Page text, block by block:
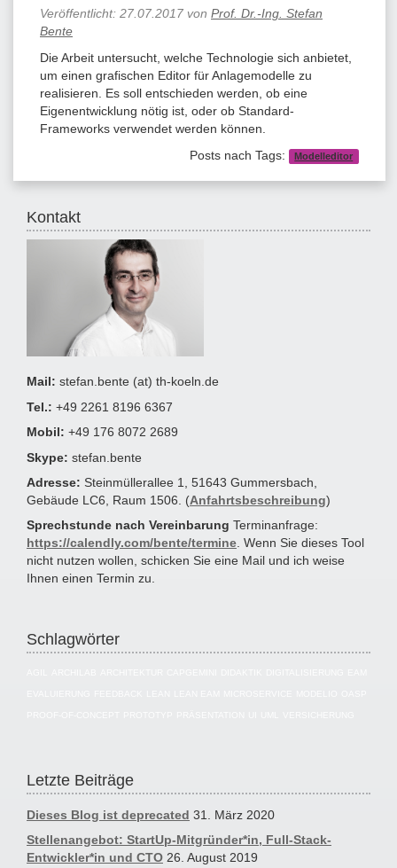
Veröffentlicht: 27.07.2017 von Prof. Dr.-Ing. Stefan
Bente
Die Arbeit untersucht, welche Technologie sich anbietet,
um einen grafischen Editor für Anlagemodelle zu
realisieren. Es soll entschieden werden, ob eine
Eigenentwicklung nötig ist, oder ob Standard-
Frameworks verwendet werden können.
Posts nach Tags:
Modelleditor
Kontakt
Mail: stefan.bente (at) th-koeln.de
Tel.: +49 2261 8196 6367
Mobil: +49 176 8072 2689
Skype: stefan.bente
Adresse: Steinmüllerallee 1, 51643 Gummersbach,
Gebäude LC6, Raum 1506. (Anfahrtsbeschreibung)
Sprechstunde nach Vereinbarung Terminanfrage:
https://calendly.com/bente/termine. Wenn Sie dieses Tool
nicht nutzen wollen, schicken Sie eine Mail und ich weise
Ihnen einen Termin zu.
Schlagwörter
Letzte Beiträge
Dieses Blog ist deprecated 31. März 2020
Stellenangebot: StartUp-Mitgründer*in, Full-Stack-
Entwickler*in und CTO 26. August 2019